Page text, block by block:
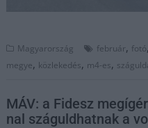
Magyarország február, fotó,
megye, közlekedés, m4-es,
MÁV: a Fidesz
nal száguldhatnak a